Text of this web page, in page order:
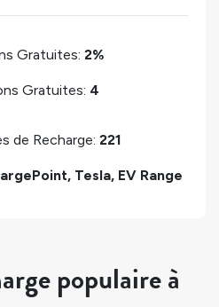
Gratuites: 2%
Gratuites: 4
de Recharge: 221
Tesla, EV Range
populaire à